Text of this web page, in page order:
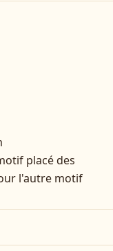
placé des
l'autre motif